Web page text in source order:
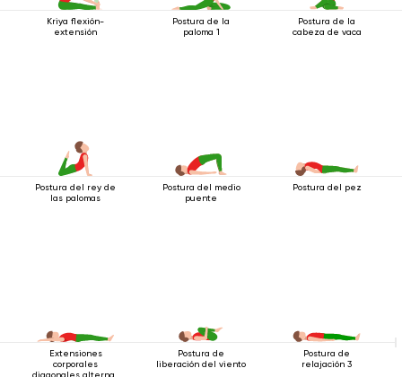
Kriya flexión-
extensión
Postura de la
paloma 1
Postura de la
cabeza de vaca
Postura del rey de
las palomas
Postura del medio
puente
Postura del pez
Extensiones
corporales
diagonales alternas
Postura de
liberación del viento
Postura de
relajación 3